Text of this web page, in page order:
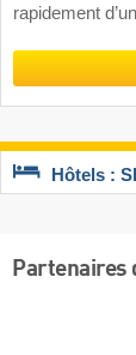
rapidement
Hôtels :
Partenaires